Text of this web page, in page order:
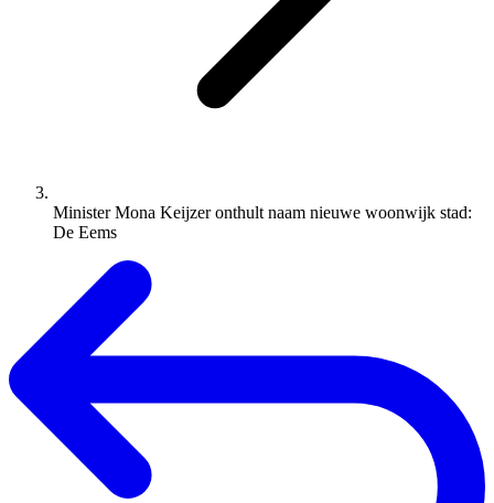
Minister Mona Keijzer onthult naam nieuwe woonwijk stad:
De Eems